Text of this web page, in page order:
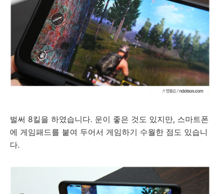
벌써 8킬을 하였습니다. 운이 좋은 것도 있지만, 스마트폰
에 게임패드를 붙여 두어서 게임하기 수월한 점도 있습니
다.